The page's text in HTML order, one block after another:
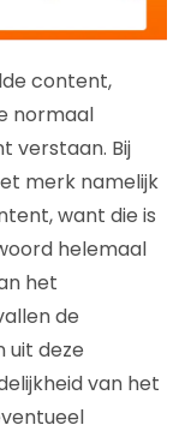
content,
normaal
verstaan. Bij
merk namelijk
want die is
helemaal
het
de
uit deze
van het